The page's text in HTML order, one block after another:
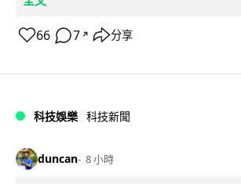
66 7 ↗ 分享
科技娛樂 科技新聞
duncan 8 小時